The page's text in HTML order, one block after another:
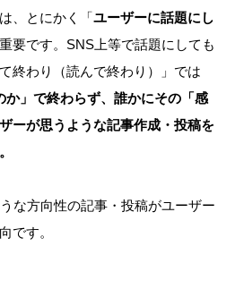
、とにかく「ユーザーに話題にし
要です。SNS上等で話題にしても
終わり（読んで終わり）」では
か」で終わらず、誰かにその「感
ーが思うような記事作成・投稿を
な方向性の記事・投稿がユーザー
です。